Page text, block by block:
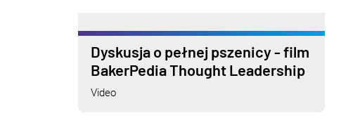
Dyskusja o pełnej pszenicy - film
BakerPedia Thought Leadership
Video